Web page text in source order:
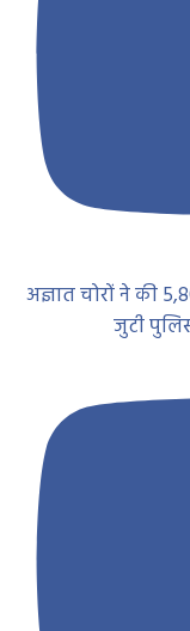
अज्ञात चोरों ने की
जुटी